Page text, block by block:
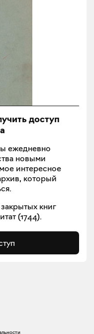
доступ
ежедневно
новыми
интересное
который
книг
(1744).